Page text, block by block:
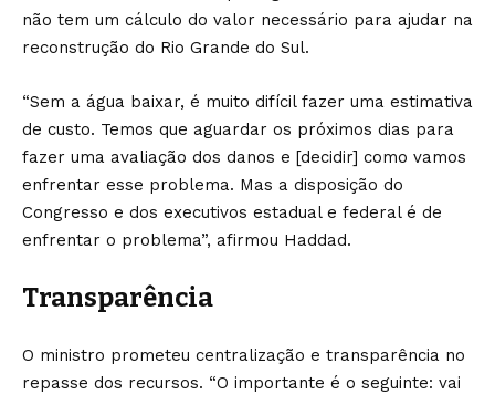
não tem um cálculo do valor necessário para ajudar na
reconstrução do Rio Grande do Sul.
“Sem a água baixar, é muito difícil fazer uma estimativa
de custo. Temos que aguardar os próximos dias para
fazer uma avaliação dos danos e [decidir] como vamos
enfrentar esse problema. Mas a disposição do
Congresso e dos executivos estadual e federal é de
enfrentar o problema”, afirmou Haddad.
Transparência
O ministro prometeu centralização e transparência no
repasse dos recursos. “O importante é o seguinte: vai